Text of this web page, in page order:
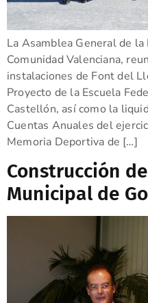
La Asamblea General de
Comunidad Valenciana,
instalaciones de Font del
Proyecto de la Escuela
Castellón, así como la
Cuentas Anuales del
Memoria Deportiva de […]
Construcción
Municipal de